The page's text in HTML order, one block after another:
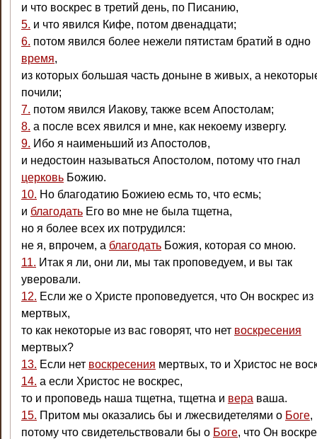
и что воскрес в третий день, по Писанию,
5. и что явился Кифе, потом двенадцати;
6. потом явился более нежели пятистам братий в одно
время,
из которых большая часть доныне в живых, а
почили;
7. потом явился Иакову, также всем Апостолам;
8. а после всех явился и мне, как некоему извергу.
9. Ибо я наименьший из Апостолов,
и недостоин называться Апостолом, потому что гнал
церковь Божию.
10. Но благодатию Божиею есмь то, что есмь;
и благодать Его во мне не была тщетна,
но я более всех их потрудился:
не я, впрочем, а благодать Божия, которая со мною.
11. Итак я ли, они ли, мы так проповедуем, и вы так
уверовали.
12. Если же о Христе проповедуется, что Он воскрес из
мертвых,
то как некоторые из вас говорят, что нет воскресения
мертвых?
13. Если нет воскресения мертвых, то и Христос не
14. а если Христос не воскрес,
то и проповедь наша тщетна, тщетна и вера ваша.
15. Притом мы оказались бы и лжесвидетелями о Боге,
потому что свидетельствовали бы о Боге, что Он